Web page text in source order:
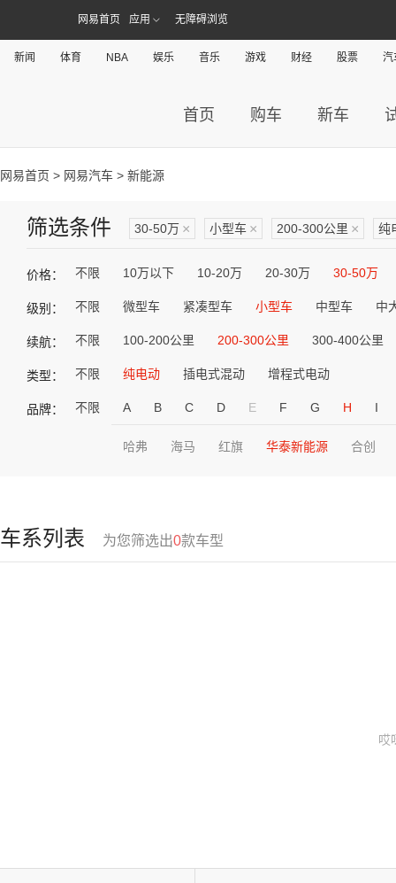
网易首页 应用 无障碍浏览
新闻 体育 NBA 娱乐 音乐 游戏 财经 股票 汽
首页 购车 新车
网易首页 > 网易汽车 > 新能源
筛选条件 30-50万 × 小型车 × 200-300公里 × 纯
价格： 不限 10万以下 10-20万 20-30万 30-50万
级别： 不限 微型车 紧凑型车 小型车 中型车 中
续航： 不限 100-200公里 200-300公里 300-400公里
类型： 不限 纯电动 插电式混动 增程式电动
品牌： 不限 A B C D E F G H I
哈弗 海马 红旗 华泰新能源 合创
车系列表 为您筛选出0款车型
哎